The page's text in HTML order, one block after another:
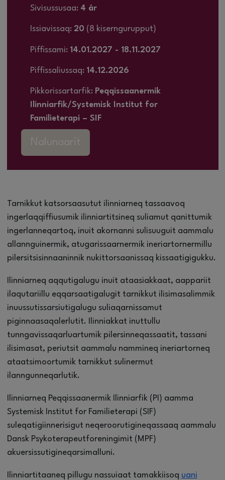
Sivisussusaa: 4 år
Issiavissaq: 20 (8 kiserngurupput)
Piffissami: 14.01.2027 - 18.11.2027
Piffissaliussaq: 14.12.2026
Pikkorissartarfik: Peqqissaanermik
Ilinniarfik/Systemisk Institut for
Familieterapi – SIF
Nalunaarit
Tarnikkut katsorsaasutut ilinniarneq tassaavoq
ingerlaqqiffiusumik ilinniartitsineq suliamut qanittumik
ingerlanneqartoq, inuit akornanni sulisuuguit aammalu
allannguinermik, atugarissaarnermik ineriartornermillu
pilersitsisinnaaninnik nukittorsaanissaq kissaatigigukku.
Ilinniarneq aqqutigalugu inuit ataasiakkaat, aappariit
ilaqutariillu eqqarsaatigalugit tarnikkut ilisimasalimmik
inuussutissarsiutigalugu suliaqarnissamut
piginnaasaqalerlutit. Ilinniakkat inuttullu
tunngavissaqarluartumik pilersinneqassaatit, tassani
ilisimasat, periutsit aammalu nammineq ineriartorneq
ataatsimoortumik tarnikkut sulinermut
ilanngunneqarlutik.
Ilinniarneq Peqqissaanermik Ilinniarfik (PI) aamma
Systemisk Institut for Familieterapi (SIF)
suleqatigiinnerisigut neqeroorutigineqassaaq aammalu
Dansk Psykoterapeutforeningimit (MPF)
akuersissutigineqarsimalluni.
Ilinniartitaaneq pillugu nassuiaat tamakkiisoq uani